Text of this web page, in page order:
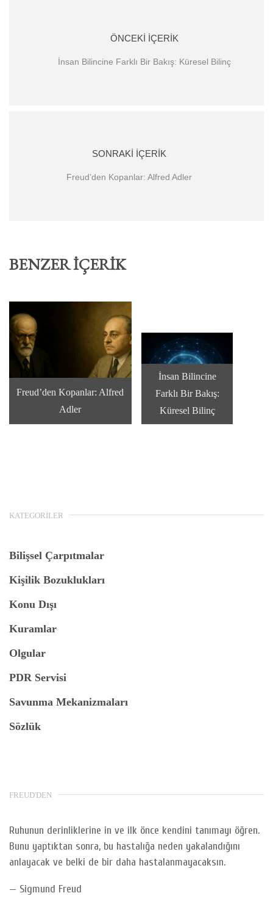
ÖNCEKI İÇERIK
İnsan Bilincine Farklı Bir Bakış: Küresel Bilinç
SONRAKI İÇERIK
Freud’den Kopanlar: Alfred Adler
BENZER İÇERIK
Freud’den Kopanlar: Alfred
Adler
İnsan Bilincine
Farklı Bir Bakış:
Küresel Bilinç
KATEGORILER
Bilişsel Çarpıtmalar
Kişilik Bozuklukları
Konu Dışı
Kuramlar
Olgular
PDR Servisi
Savunma Mekanizmaları
Sözlük
FREUD'DEN
Ruhunun derinliklerine in ve ilk önce kendini tanımayı öğren.
Bunu yaptıktan sonra, bu hastalığa neden yakalandığını
anlayacak ve belki de bir daha hastalanmayacaksın.
— Sigmund Freud